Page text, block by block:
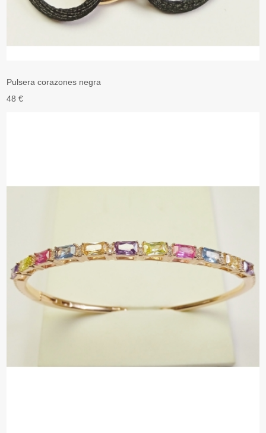
Pulsera corazones negra
48 €